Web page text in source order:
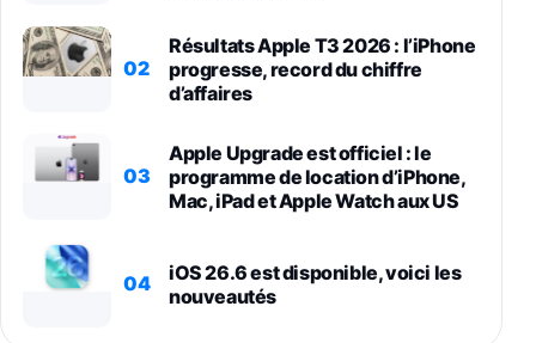
02
Résultats Apple T3 2026 : l’iPhone
progresse, record du chiffre
d’affaires
03
Apple Upgrade est officiel : le
programme de location d’iPhone,
Mac, iPad et Apple Watch aux US
04
iOS 26.6 est disponible, voici les
nouveautés